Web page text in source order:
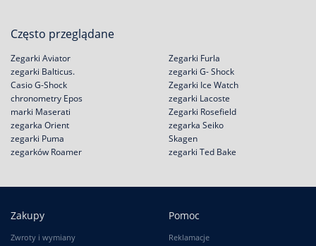
Często przeglądane
Zegarki Aviator
zegarki Balticus.
Casio G-Shock
chronometry Epos
Zegarki Furla
zegarki G- Shock
Zegarki Ice Watch
zegarki Lacoste
marki Maserati
zegarka Orient
zegarki Puma
zegarków Roamer
Zegarki Rosefield
zegarka Seiko
Skagen
zegarki Ted Bake
Zakupy
Zwroty i wymiany
Pomoc
Reklamacje